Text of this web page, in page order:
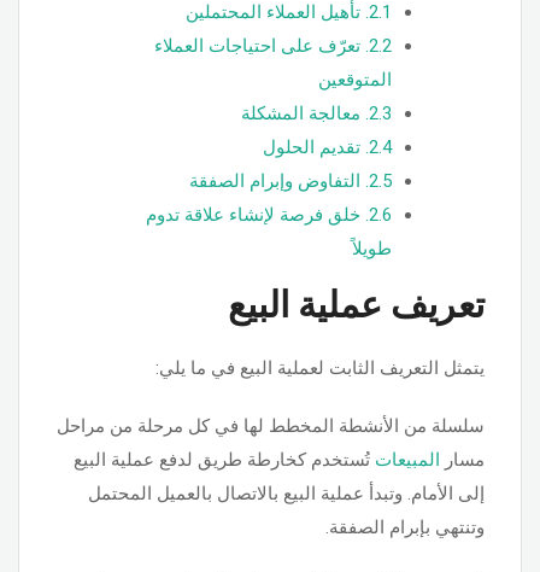
2.1. تأهيل العملاء المحتملين
2.2. تعرّف على احتياجات العملاء
المتوقعين
2.3. معالجة المشكلة
2.4. تقديم الحلول
2.5. التفاوض وإبرام الصفقة
2.6. خلق فرصة لإنشاء علاقة تدوم
طويلاً
تعريف عملية البيع
يتمثل التعريف الثابت لعملية البيع في ما يلي:
سلسلة من الأنشطة المخطط لها في كل مرحلة من مراحل
مسار المبيعات تُستخدم كخارطة طريق لدفع عملية البيع
إلى الأمام. وتبدأ عملية البيع بالاتصال بالعميل المحتمل
وتنتهي بإبرام الصفقة.